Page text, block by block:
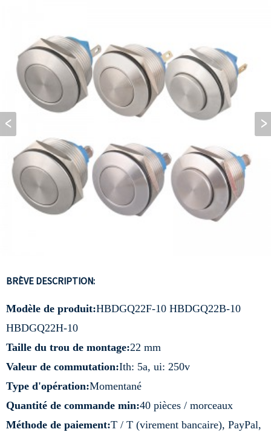
BRÈVE DESCRIPTION:
Modèle de produit:HBDGQ22F-10 HBDGQ22B-10
HBDGQ22H-10
Taille du trou de montage:22 mm
Valeur de commutation:Ith: 5a, ui: 250v
Type d'opération:Momentané
Quantité de commande min:40 pièces / morceaux
Méthode de paiement:T / T (virement bancaire), PayPal,